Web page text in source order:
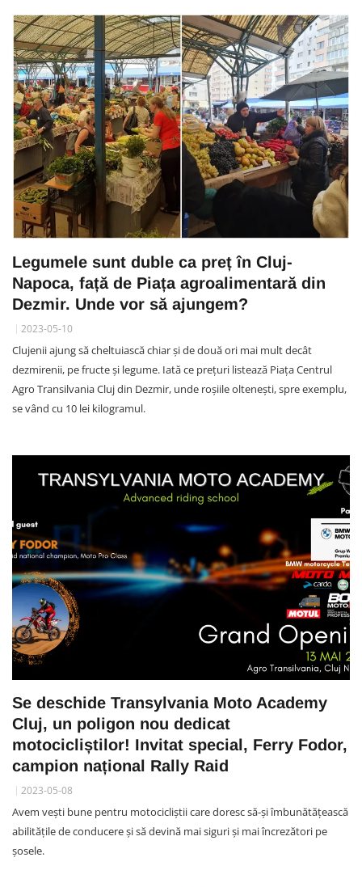
Legumele sunt duble ca preț în Cluj-
Napoca, față de Piața agroalimentară din
Dezmir. Unde vor să ajungem?
2023-05-10
Clujenii ajung să cheltuiască chiar și de două ori mai mult decât
dezmirenii, pe fructe și legume. Iată ce prețuri listează Piața Centrul
Agro Transilvania Cluj din Dezmir, unde roșiile oltenești, spre exemplu,
se vând cu 10 lei kilogramul.
Se deschide Transylvania Moto Academy
Cluj, un poligon nou dedicat
motocicliștilor! Invitat special, Ferry Fodor,
campion național Rally Raid
2023-05-08
Avem vești bune pentru motocicliștii care doresc să-și îmbunătățească
abilitățile de conducere și să devină mai siguri și mai încrezători pe
șosele.